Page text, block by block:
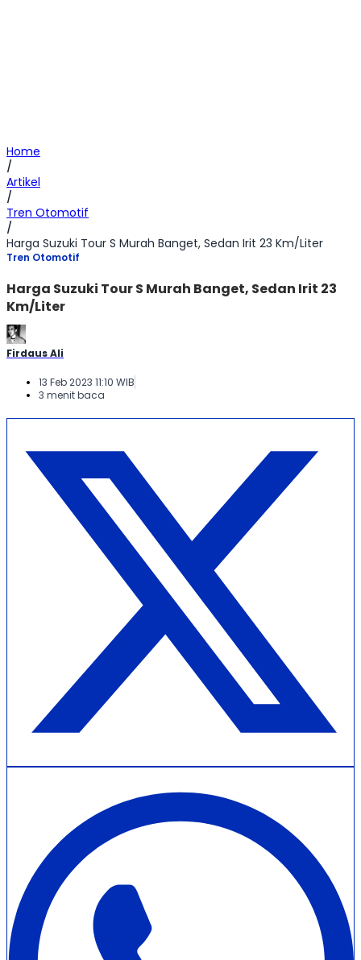
Home
/
Artikel
/
Tren Otomotif
/
Harga Suzuki Tour S Murah Banget, Sedan Irit 23 Km/Liter
Tren Otomotif
Harga Suzuki Tour S Murah Banget, Sedan Irit 23
Km/Liter
Firdaus Ali
13 Feb 2023 11:10 WIB
3 menit baca